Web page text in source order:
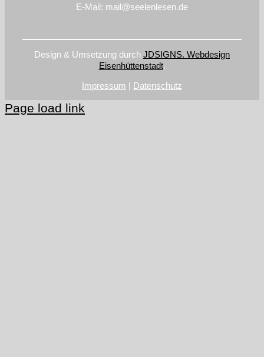
E-Mail: mail@seelenlesen.de
Design & Umsetzung durch JDSIGNS. Webdesign
Eisenhüttenstadt.
Impressum | Datenschutz
Page load link